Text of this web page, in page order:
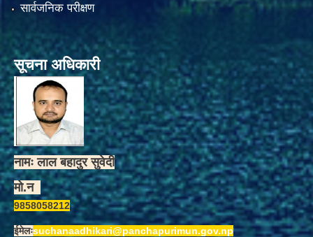
सार्वजनिक परीक्षण
सूचना अधिकारी
नामः लाल बहादुर सुवेदी
मो.न
9858058212
ईमेलःsuchanaadhikari@panchapurimun.gov.np